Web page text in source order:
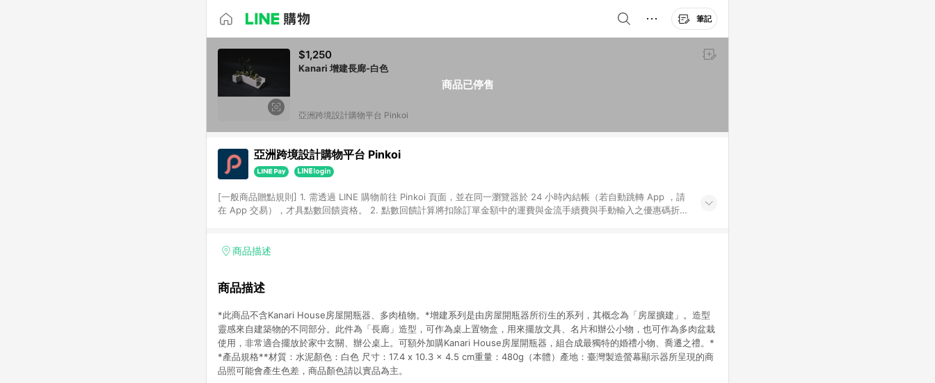
筆記
商品已停售
$1,250
Kanari 增建長廊-白色
亞洲跨境設計購物平台 Pinkoi
亞洲跨境設計購物平台 Pinkoi
[一般商品贈點規則] 1. 需透過 LINE 購物前往 Pinkoi 頁面，並在同一瀏覽器於 24 小時內結帳（若自動跳轉 App ，請
在 App 交易），才具點數回饋資格。 2. 點數回饋計算將扣除訂單金額中的運費與金流手續費與手動輸入之優惠碼折
格，部分退款不在此限。 6. APP 請更新至Android v4.6.0 / iOS v4.1.5 以上才具贈點資格。 7. 點數將於出貨後 45 天
使用規則請以點數紅包活動說明為準。 11. 若於 LINE 購物前往 Pinkoi 頁面後才首次下載 Pinkoi APP 並完成訂單，不
商品描述
商品描述
*此商品不含Kanari House房屋開瓶器、多肉植物。*增建系列是由房屋開瓶器所衍生的系列，其概念為「房屋擴建」。造型
靈感來自建築物的不同部分。此件為「長廊」造型，可作為桌上置物盒，用來擺放文具、名片和辦公小物，也可作為多肉盆栽
使用，非常適合擺放於家中玄關、辦公桌上。可額外加購Kanari House房屋開瓶器，組合成最獨特的婚禮小物、喬遷之禮。*
*產品規格**材質：水泥顏色：白色 尺寸：17.4 x 10.3 x 4.5 cm重量：480g（本體）產地：臺灣製造螢幕顯示器所呈現的商
品照可能會產生色差，商品顏色請以實品為主。